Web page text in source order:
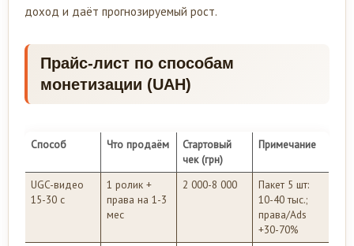
доход и даёт прогнозируемый рост.
Прайс-лист по способам
монетизации (UAH)
Способ Что продаём
Стартовый
чек (грн)
Примечание
UGC-видео
15-30 с
1 ролик +
права на 1-3
мес
2 000-8 000
Пакет 5 шт:
10-40 тыс.;
права/Ads
+30-70%